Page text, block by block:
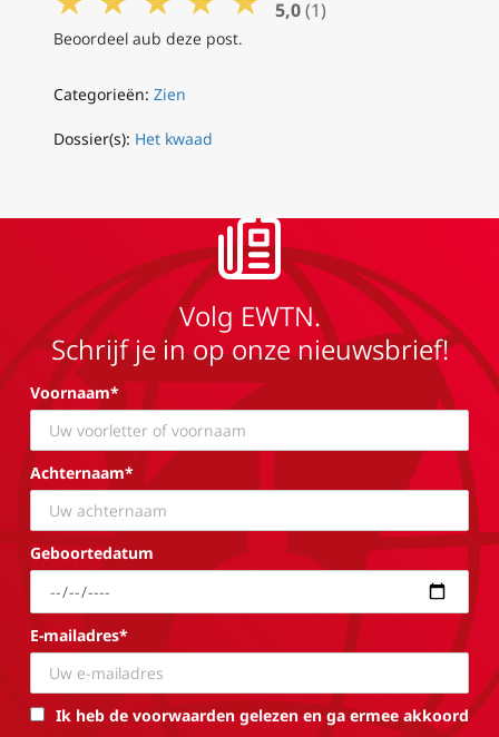
5,0 (1)
Beoordeel aub deze post.
Categorieën: Zien
Dossier(s): Het kwaad
Volg EWTN.
Schrijf je in op onze nieuwsbrief!
Voornaam*
Achternaam*
Geboortedatum
E-mailadres*
Ik heb de voorwaarden gelezen en ga ermee akkoord